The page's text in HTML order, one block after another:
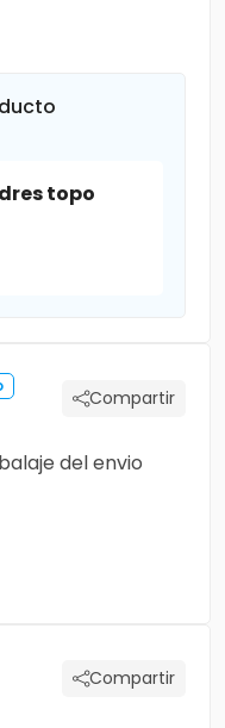
topo
Compartir
del envio
Compartir